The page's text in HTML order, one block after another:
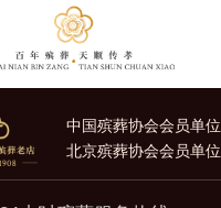
中国殡葬协会会员单位
北京殡葬协会会员单位